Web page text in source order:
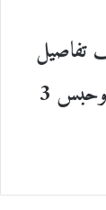
تفاصيل
حادث حافلة بومرداس وحبس 3